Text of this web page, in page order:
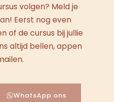
volgen? Meld je
Eerst nog even
of de cursus bij jullie
altijd bellen, appen
WhatsApp ons